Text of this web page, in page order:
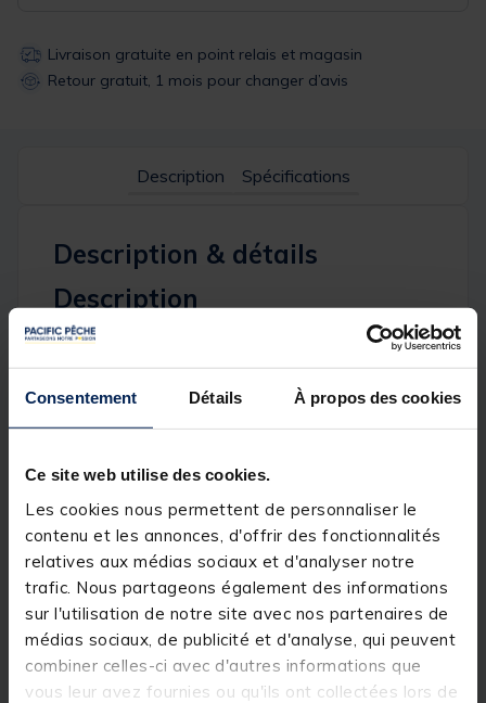
Consentement Détails À propos des cookies
Ce site web utilise des cookies.
Les cookies nous permettent de personnaliser le
contenu et les annonces, d'offrir des fonctionnalités
relatives aux médias sociaux et d'analyser notre
trafic. Nous partageons également des informations
sur l'utilisation de notre site avec nos partenaires de
médias sociaux, de publicité et d'analyse, qui peuvent
combiner celles-ci avec d'autres informations que
vous leur avez fournies ou qu'ils ont collectées lors de
Livraison gratuite en point relais et magasin
Retour gratuit, 1 mois pour changer d’avis
Description Spécifications
Description & détails
Description
Les boîtes Slim, XP et ST ont été développées dans
d’imitation (nymphes, sèches, mouches à hackle,
Taille: S
Dimension: 14 x 9.5 x 1.6
• Boite étanche en ABS rigide
• Extra fine
• Fond silcone en découpe «goutte» pour un
maintien optimal des mouches
• Idéale pour le stockage des mouches à hackle ou
pour les hameçons et billes